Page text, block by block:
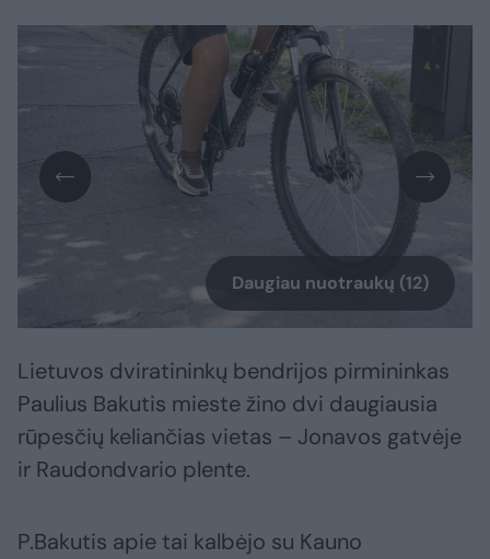
Daugiau nuotraukų (12)
Lietuvos dviratininkų bendrijos pirmininkas
Paulius Bakutis mieste žino dvi daugiausia
rūpesčių keliančias vietas – Jonavos gatvėje
ir Raudondvario plente.
P.Bakutis apie tai kalbėjo su Kauno